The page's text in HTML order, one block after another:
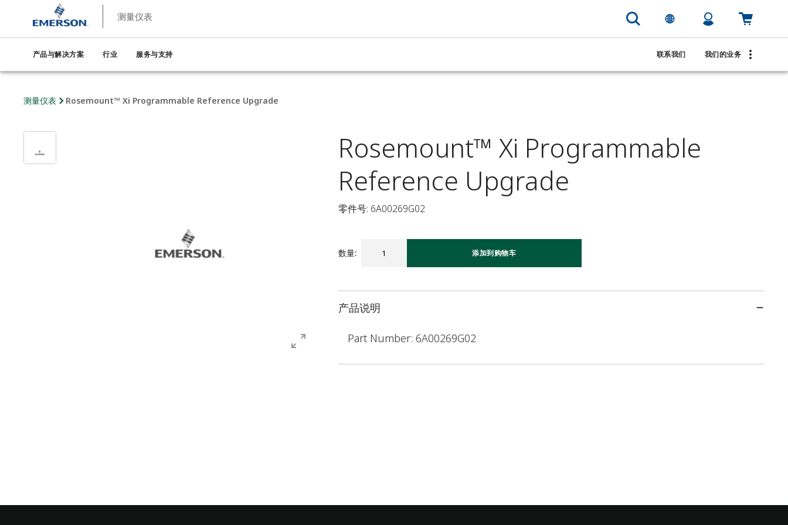
测量仪表
产品与解决方案 行业 服务与支持 联系我们 我们的业务
测量仪表 Rosemount™ Xi Programmable Reference Upgrade
Rosemount™ Xi Programmable
Reference Upgrade
零件号: 6A00269G02
数量: 添加到购物车
产品说明
Part Number: 6A00269G02